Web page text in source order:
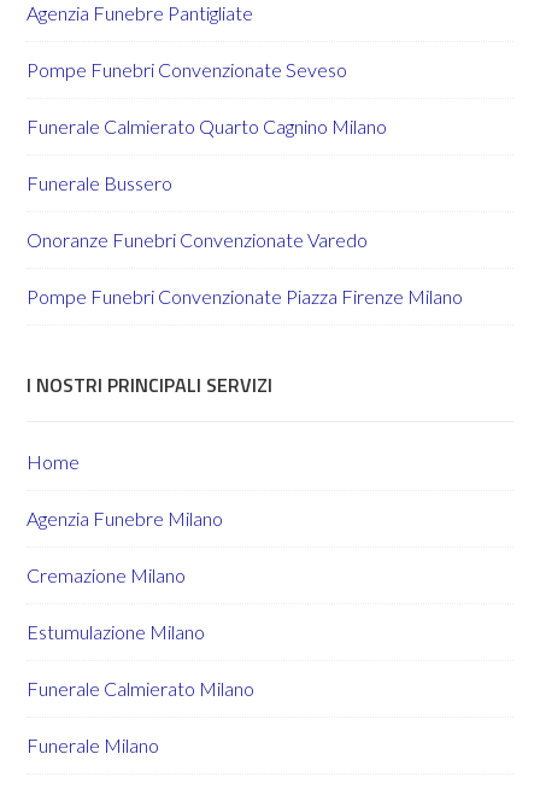
Agenzia Funebre Pantigliate
Pompe Funebri Convenzionate Seveso
Funerale Calmierato Quarto Cagnino Milano
Funerale Bussero
Onoranze Funebri Convenzionate Varedo
Pompe Funebri Convenzionate Piazza Firenze Milano
I NOSTRI PRINCIPALI SERVIZI
Home
Agenzia Funebre Milano
Cremazione Milano
Estumulazione Milano
Funerale Calmierato Milano
Funerale Milano